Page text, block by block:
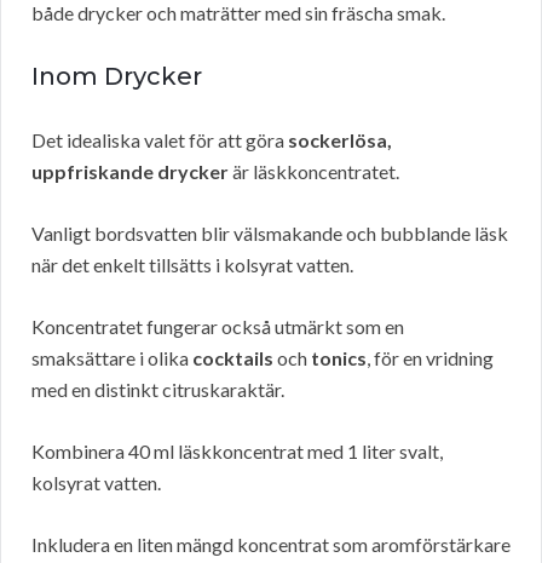
både drycker och maträtter med sin fräscha smak.
Inom Drycker
Det idealiska valet för att göra sockerlösa,
uppfriskande dryckerär läskkoncentratet.
Vanligt bordsvatten blir välsmakande och bubblande läsk
när det enkelt tillsätts i kolsyrat vatten.
Koncentratet fungerar också utmärkt som en
smaksättare i olika cocktails och tonics, för en vridning
med en distinkt citruskaraktär.
Kombinera 40 ml läskkoncentrat med 1 liter svalt,
kolsyrat vatten.
Inkludera en liten mängd koncentrat som aromförstärkare